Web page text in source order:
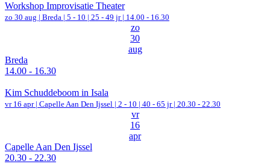
Workshop Improvisatie Theater
zo 30 aug | Breda | 5 - 10 | 25 - 49 jr | 14.00 - 16.30
zo
30
aug
Breda
14.00 - 16.30
Kim Schuddeboom in Isala
vr 16 apr | Capelle Aan Den Ijssel | 2 - 10 | 40 - 65 jr | 20.30 - 22.30
vr
16
apr
Capelle Aan Den Ijssel
20.30 - 22.30